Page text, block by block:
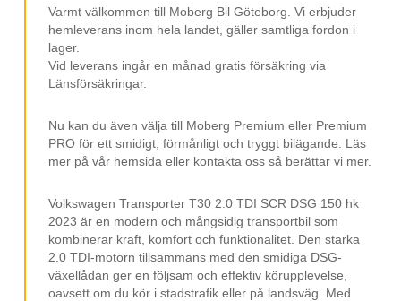
Android Auto
Dragkrok Fast
Parkeringssensorer
Front Assist
Trötthetsvarnare
Stolsvärme
Multifunktionsratt
Avbländad Backspegel
Sidodörr
Varmt välkommen till Moberg Bil Göteborg. Vi erbjuder
hemleverans inom hela landet, gäller samtliga fordon i
lager.
Vid leverans ingår en månad gratis försäkring via
Länsförsäkringar.
Nu kan du även välja till Moberg Premium eller Premium
PRO för ett smidigt, förmånligt och tryggt bilägande. Läs
mer på vår hemsida eller kontakta oss så berättar vi mer.
Volkswagen Transporter T30 2.0 TDI SCR DSG 150 hk
2023 är en modern och mångsidig transportbil som
kombinerar kraft, komfort och funktionalitet. Den starka
2.0 TDI-motorn tillsammans med den smidiga DSG-
växellådan ger en följsam och effektiv körupplevelse,
oavsett om du kör i stadstrafik eller på landsväg. Med